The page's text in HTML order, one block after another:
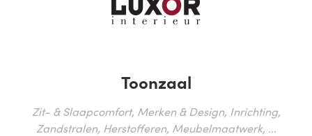
Toonzaal
Zit- & Slaapcomfort, Merken & Design, Inrichting,
Zandstralen, Herstofferen, Meubelmaatwerk, ...